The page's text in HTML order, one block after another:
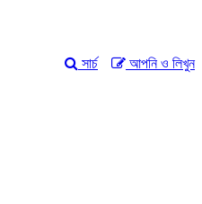
আপনি ও লিখুন
সার্চ